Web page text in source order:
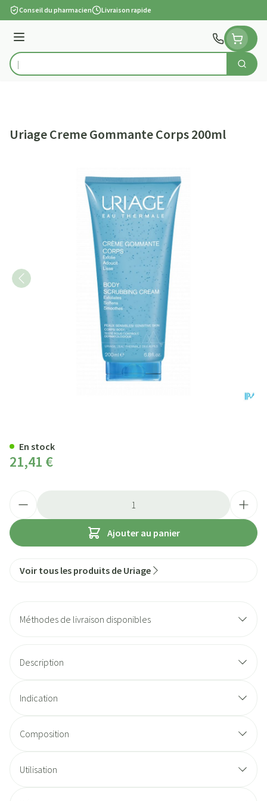
Aller au contenu
Conseil du pharmacien Livraison rapide
Menu
Rechercher
Uriage Creme Gommante Corps 200ml
21,41 €
Ajouter au panier
En stock
Voir tous les produits de Uriage
Méthodes de livraison disponibles
Description
Indication
Composition
Utilisation